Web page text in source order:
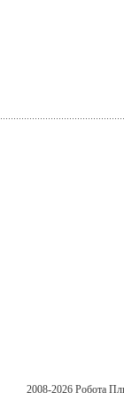
2008-2026 Робота